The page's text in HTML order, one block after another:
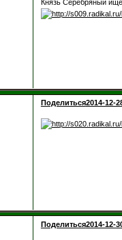
Князь Серебряный
Поделиться2014-12-
Поделиться2014-12-